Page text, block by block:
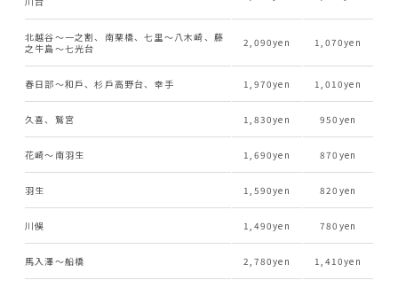
北越谷〜一之割、南栗橋、七里〜八木崎、藤
之牛島〜七光台
2,090 1,070
春日部〜和戶、杉戶高野台、幸手 1,970 1,010
久喜、鷲宮 1,830 950
花崎〜南羽生 1,690 870
羽生 1,590 820
川俁 1,490 780
馬入澤〜船橋 2,780 1,410